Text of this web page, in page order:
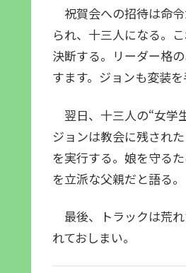
祝賀会への招待は命
られ、十三人になる。
決断する。リーダー格
すます。ジョンも変装
翌日、十三人の“女学
ジョンは教会に残され
を実行する。娘を守る
を立派な父親だと語る。
最後、トラックは荒
れておしまい。